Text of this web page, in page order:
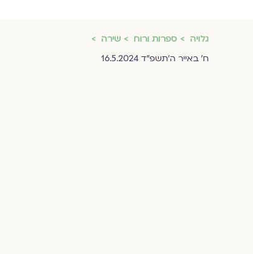
גלויה ספרות ורוח
שירה
ח׳ באייר ה׳תשפ״ד 16.5.2024